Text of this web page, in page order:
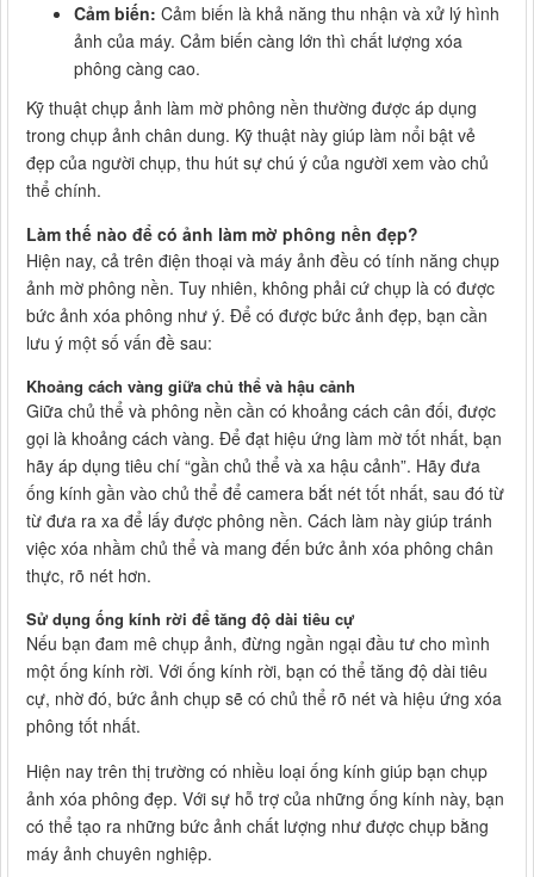
Cảm biến: Cảm biến là khả năng thu nhận và xử lý hình
ảnh của máy. Cảm biến càng lớn thì chất lượng xóa
phông càng cao.
Kỹ thuật chụp ảnh làm mờ phông nền thường được áp dụng
trong chụp ảnh chân dung. Kỹ thuật này giúp làm nổi bật vẻ
đẹp của người chụp, thu hút sự chú ý của người xem vào chủ
thể chính.
Làm thế nào để có ảnh làm mờ phông nền đẹp?
Hiện nay, cả trên điện thoại và máy ảnh đều có tính năng chụp
ảnh mờ phông nền. Tuy nhiên, không phải cứ chụp là có được
bức ảnh xóa phông như ý. Để có được bức ảnh đẹp, bạn cần
lưu ý một số vấn đề sau:
Khoảng cách vàng giữa chủ thể và hậu cảnh
Giữa chủ thể và phông nền cần có khoảng cách cân đối, được
gọi là khoảng cách vàng. Để đạt hiệu ứng làm mờ tốt nhất, bạn
hãy áp dụng tiêu chí “gần chủ thể và xa hậu cảnh”. Hãy đưa
ống kính gần vào chủ thể để camera bắt nét tốt nhất, sau đó từ
từ đưa ra xa để lấy được phông nền. Cách làm này giúp tránh
việc xóa nhầm chủ thể và mang đến bức ảnh xóa phông chân
thực, rõ nét hơn.
Sử dụng ống kính rời để tăng độ dài tiêu cự
Nếu bạn đam mê chụp ảnh, đừng ngần ngại đầu tư cho mình
một ống kính rời. Với ống kính rời, bạn có thể tăng độ dài tiêu
cự, nhờ đó, bức ảnh chụp sẽ có chủ thể rõ nét và hiệu ứng xóa
phông tốt nhất.
Hiện nay trên thị trường có nhiều loại ống kính giúp bạn chụp
ảnh xóa phông đẹp. Với sự hỗ trợ của những ống kính này, bạn
có thể tạo ra những bức ảnh chất lượng như được chụp bằng
máy ảnh chuyên nghiệp.